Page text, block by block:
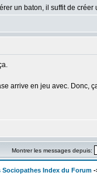
un baton, il suffit de
arrive en jeu avec. Donc,
Montrer les messages depuis:
Index du Forum -